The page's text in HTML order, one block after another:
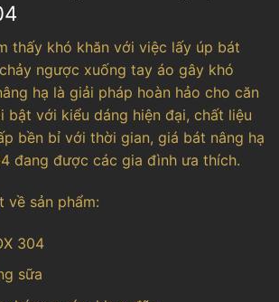
thấy khó khăn với việc lấy úp bát
ngược xuống tay áo gây khó
hạ là giải pháp hoàn hảo cho căn
bật với kiểu dáng hiện đại, chất liệu
bền bỉ với thời gian, giá bát nâng hạ
đang được các gia đình ưa thích.
về sản phẩm:
304
sữa